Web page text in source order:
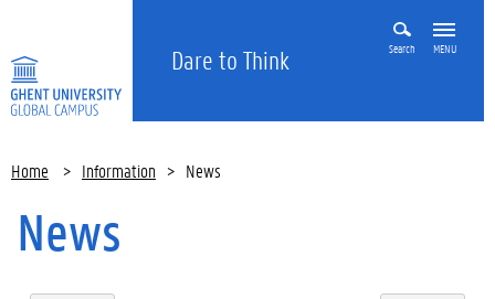
Dare to Think Search MENU
Home > Information > News
News